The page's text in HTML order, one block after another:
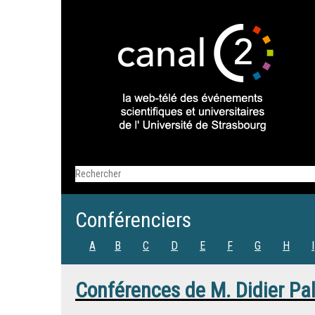
Conférenciers
A B C D E F G H I
Conférences de M. Didier